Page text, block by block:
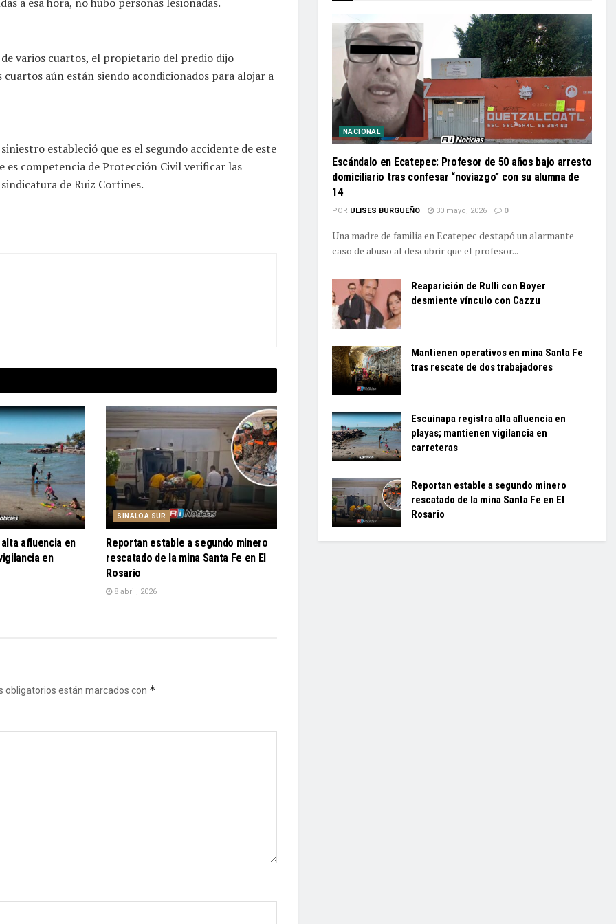
varios cuartos, el propietario del predio dijo
aún están siendo acondicionados para alojar a
estableció que es el segundo accidente de este
es competencia de Protección Civil verificar las
de Ruiz Cortines.
afluencia en
en
SINALOA SUR
Reportan estable a segundo minero
rescatado de la mina Santa Fe en El
Rosario
8 abril, 2026
obligatorios están marcados con *
NACIONAL
Escándalo en Ecatepec: Profesor de 50 años bajo arresto
domiciliario tras confesar “noviazgo” con su alumna de
14
POR ULISES BURGUEÑO 30 mayo, 2026 0
Una madre de familia en Ecatepec destapó un alarmante
caso de abuso al descubrir que el profesor...
Reaparición de Rulli con Boyer
desmiente vínculo con Cazzu
Mantienen operativos en mina Santa Fe
tras rescate de dos trabajadores
Escuinapa registra alta afluencia en
playas; mantienen vigilancia en
carreteras
Reportan estable a segundo minero
rescatado de la mina Santa Fe en El
Rosario